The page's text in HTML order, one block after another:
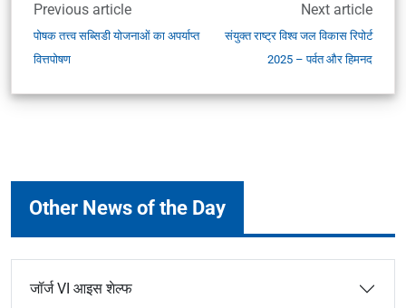
Previous article
पोषक तत्त्व सब्सिडी योजनाओं का अपर्याप्त
वित्तपोषण
Next article
संयुक्त राष्ट्र विश्व जल विकास रिपोर्ट
2025 – पर्वत और हिमनद
Other News of the Day
जॉर्ज VI आइस शेल्फ